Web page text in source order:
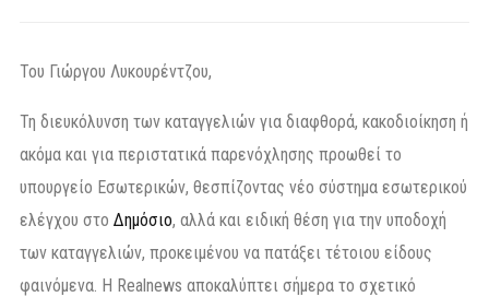
Του Γιώργου Λυκουρέντζου,
Τη διευκόλυνση των καταγγελιών για διαφθορά, κακοδιοίκηση ή
ακόμα και για περιστατικά παρενόχλησης προωθεί το
υπουργείο Εσωτερικών, θεσπίζοντας νέο σύστημα εσωτερικού
ελέγχου στο Δημόσιο, αλλά και ειδική θέση για την υποδοχή
των καταγγελιών, προκειμένου να πατάξει τέτοιου είδους
φαινόμενα. Η Realnews αποκαλύπτει σήμερα το σχετικό